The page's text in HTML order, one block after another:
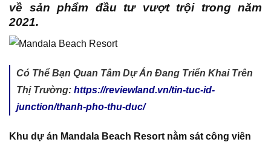
về sản phẩm đầu tư vượt trội trong năm
2021.
Có Thể Bạn Quan Tâm Dự Án Đang Triển Khai Trên
Thị Trường: https://reviewland.vn/tin-tuc-id-
junction/thanh-pho-thu-duc/
Khu dự án Mandala Beach Resort nằm sát công viên